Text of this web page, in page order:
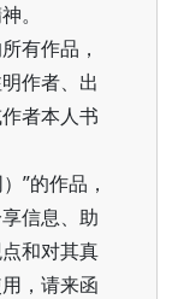
。
有作品，
作者、出
者本人书
”的作品，
信息、助
和对其真
，请来函